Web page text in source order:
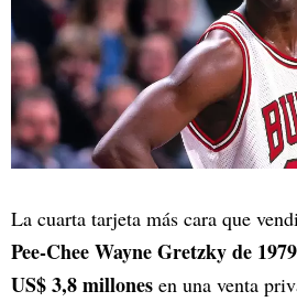
La cuarta tarjeta más cara que
Pee-Chee Wayne Gretzky de 1979
US$ 3,8 millones en una venta